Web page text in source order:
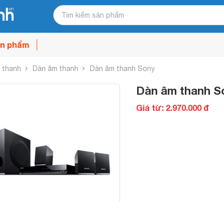
phẩm
thanh Dàn âm thanh Dàn âm thanh Sony
Dàn âm thanh
Giá từ: 2.970.000 đ